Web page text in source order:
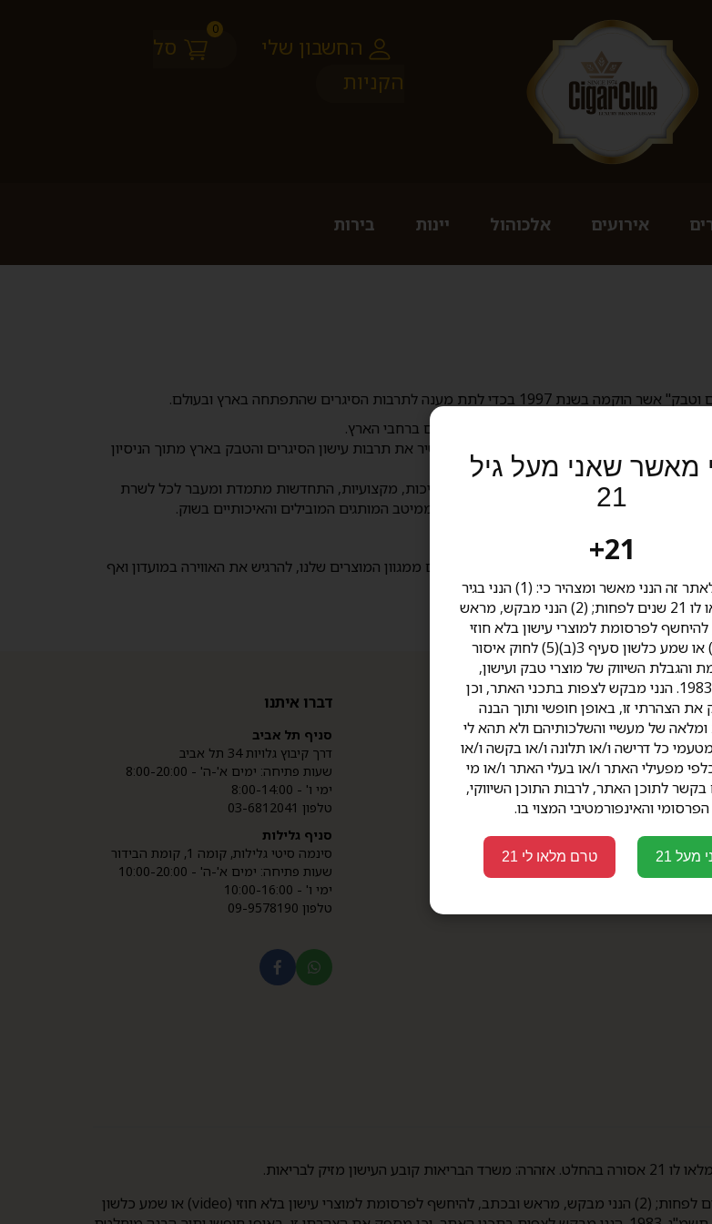
החשבון שלי
סל
הקניות
0
אירועים אלכוהול יינות בירות
לתרבות הסיגרים שהתפתחה בארץ ובעולם
.
1974, ולשווק אותם ברחבי הארץ
.
עם השנים צברו המותגים שלנו פופולאריות בקרב מעשנים כה רבים. כיום לאחר למעלה מ 50 שנה בענף, אנו שואפים להעשיר את תרבות עישון הסיגרים והטבק בארץ מתוך הניסיון
הגבוהים ביותר, מתוך המחוייבות שלנו לאיכות, מקצועיות, התחדשות מתמדת ומעבר לכל לשרת
מגוון יינות, ויסקי, קוניאק, רום ובירות ממיטב המותגים המובילים והאיכותיים בשוק.
הטבק המובחרות.
מועדוני הסיגרים שלנו ממוקמים בקניון סינימה סיטי גלילות ובתל- אביב-רח' קיבוץ גלויות 34. אתם מוזמנים לבקר ולהתרשם ממגוון המוצרים שלנו, להרגיש את האווירה במועדון ואף
דברו איתנו
סניף תל אביב
דרך קיבוץ גלויות 34 תל אביב
שעות פתיחה: ימים א'-ה' - 8:00-20:00
ימי ו' - 8:00-14:00
טלפון 03-6812041
סניף גלילות
סינמה סיטי גלילות, קומה 1, קומת הבידור
שעות פתיחה: ימים א'-ה' - 10:00-20:00
ימי ו' - 10:00-16:00
טלפון 09-9578190
תפריט
תקנון
הצהרת נגישות
אודות
צור קשר
מדיניות פרטיות
מבצעים
מזיק לבריאות.
בכניסה לאתר זה אישרתי והצהרתי כי: (1) הנני בגיר אשר מלאו לו 21 שנים לפחות; (2) הנני מבקש, מראש ובכתב, להיחשף לפרסומת למוצרי עישון בלא חוזי (video) או שמע כלשון
מאשר שאני מעל גיל
21
21+
בכניסה לאתר זה הנני מאשר ומצהיר כי: (1) הנני בגיר
אשר מלאו לו 21 שנים לפחות; (2) הנני מבקש, מראש
לפרסומת למוצרי עישון בלא חוזי
(video) או שמע כלשון סעיף 3(ב)(5) לחוק איסור
והגבלת השיווק של מוצרי טבק ועישון,
תשמ"ג-1983. הנני מבקש לצפות בתכני האתר, וכן
הצהרתי זו, באופן חופשי ותוך הבנה
של מעשיי והשלכותיהם ולא תהא לי
כל דרישה ו/או תלונה ו/או בקשה ו/או
מפעילי האתר ו/או בעלי האתר ו/או מי
לתוכן האתר, לרבות התוכן השיווקי,
הפרסומי והאינפורמטיבי המצוי בו.
מעל 21 טרם מלאו לי 21